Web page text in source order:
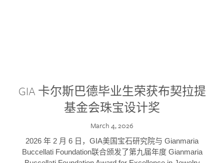
GIA 卡尔斯巴德毕业生荣获布契拉提
基金会珠宝设计奖
March 4, 2026
2026 年 2 月 6 日，GIA美国宝石研究院与 Gianmaria
Buccellati Foundation联合颁发了第九届年度 Gianmaria